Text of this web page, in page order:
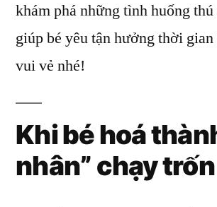
khám phá những tình huống
giúp bé yêu tận hưởng thời
vui vẻ nhé!
Khi bé hoá
nhân” chạy trốn